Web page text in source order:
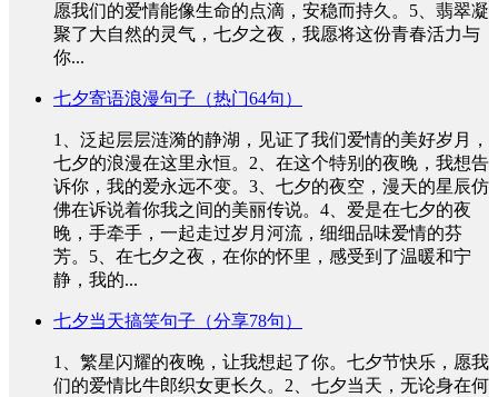
愿我们的爱情能像生命的点滴，安稳而持久。5、翡翠凝
聚了大自然的灵气，七夕之夜，我愿将这份青春活力与
你...
七夕寄语浪漫句子（热门64句）
1、泛起层层涟漪的静湖，见证了我们爱情的美好岁月，
七夕的浪漫在这里永恒。2、在这个特别的夜晚，我想告
诉你，我的爱永远不变。3、七夕的夜空，漫天的星辰仿
佛在诉说着你我之间的美丽传说。4、爱是在七夕的夜
晚，手牵手，一起走过岁月河流，细细品味爱情的芬
芳。5、在七夕之夜，在你的怀里，感受到了温暖和宁
静，我的...
七夕当天搞笑句子（分享78句）
1、繁星闪耀的夜晚，让我想起了你。七夕节快乐，愿我
们的爱情比牛郎织女更长久。2、七夕当天，无论身在何